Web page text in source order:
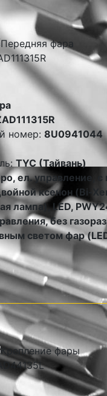
номер: 8U0941044
TYC (Тайвань)
ел. управление,
ксенон (Bi-
лампа), LED,
без
светом фар